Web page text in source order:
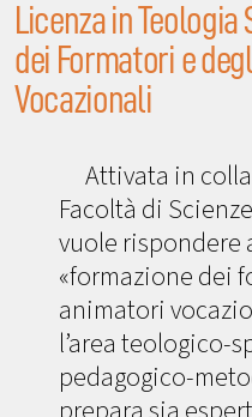
Licenza in
dei Formatori e
Vocazionali
Attivata in
Facoltà di
vuole rispondere
«formazione dei
animatori
l’area teologico-
pedagogico-